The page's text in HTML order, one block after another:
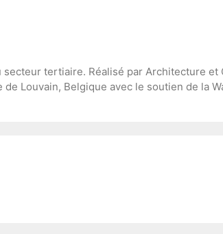
tertiaire. Réalisé par Architecture
Louvain, Belgique avec le soutien de la